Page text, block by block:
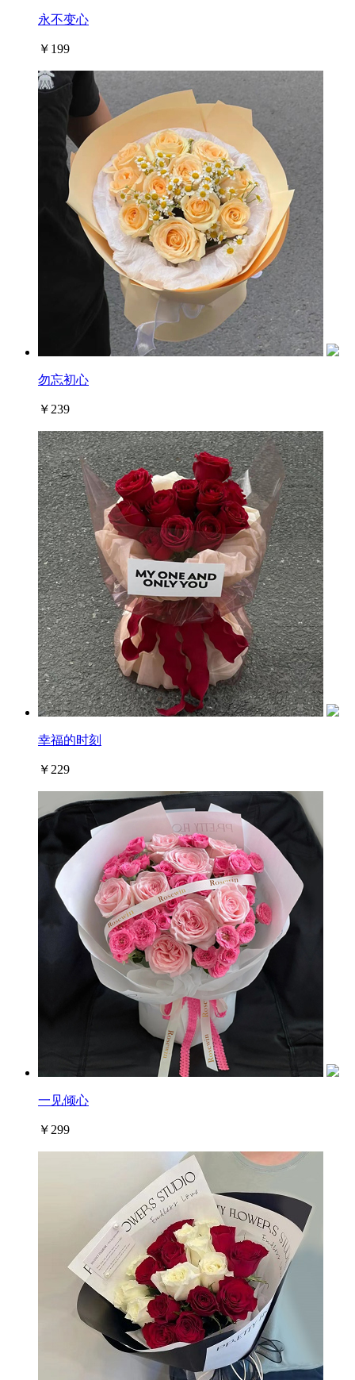
永不变心
￥199
勿忘初心
￥239
幸福的时刻
￥229
一见倾心
￥299